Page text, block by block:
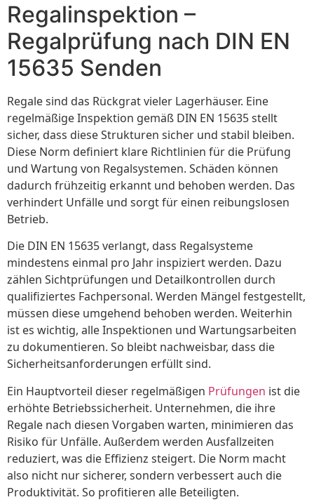
Regalinspektion –
Regalprüfung nach DIN EN
15635 Senden
Regale sind das Rückgrat vieler Lagerhäuser. Eine
regelmäßige Inspektion gemäß DIN EN 15635 stellt
sicher, dass diese Strukturen sicher und stabil bleiben.
Diese Norm definiert klare Richtlinien für die Prüfung
und Wartung von Regalsystemen. Schäden können
dadurch frühzeitig erkannt und behoben werden. Das
verhindert Unfälle und sorgt für einen reibungslosen
Betrieb.
Die DIN EN 15635 verlangt, dass Regalsysteme
mindestens einmal pro Jahr inspiziert werden. Dazu
zählen Sichtprüfungen und Detailkontrollen durch
qualifiziertes Fachpersonal. Werden Mängel festgestellt,
müssen diese umgehend behoben werden. Weiterhin
ist es wichtig, alle Inspektionen und Wartungsarbeiten
zu dokumentieren. So bleibt nachweisbar, dass die
Sicherheitsanforderungen erfüllt sind.
Ein Hauptvorteil dieser regelmäßigen Prüfungen ist die
erhöhte Betriebssicherheit. Unternehmen, die ihre
Regale nach diesen Vorgaben warten, minimieren das
Risiko für Unfälle. Außerdem werden Ausfallzeiten
reduziert, was die Effizienz steigert. Die Norm macht
also nicht nur sicherer, sondern verbessert auch die
Produktivität. So profitieren alle Beteiligten.